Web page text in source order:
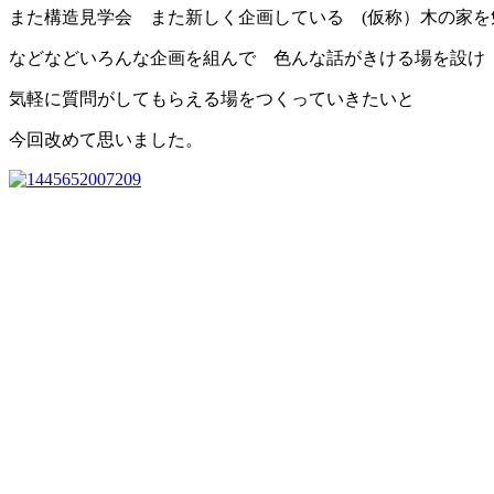
また構造見学会 また新しく企画している (仮称）木の家を
などなどいろんな企画を組んで 色んな話がきける場を設け
気軽に質問がしてもらえる場をつくっていきたいと
今回改めて思いました。